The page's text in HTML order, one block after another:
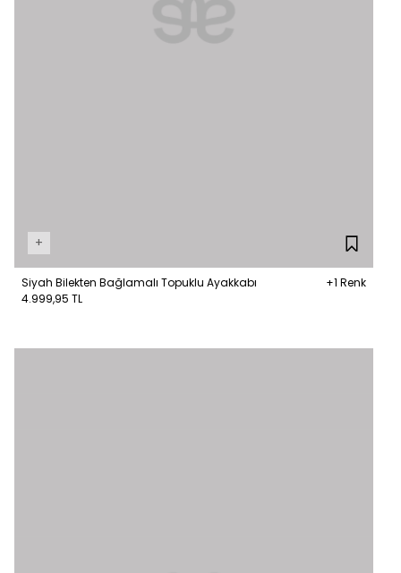
+
Siyah Bilekten Bağlamalı Topuklu Ayakkabı
+1 Renk
4.999,95 TL